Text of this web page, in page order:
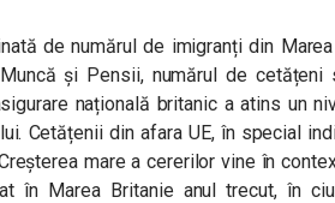
de numărul de imigranți din
și Pensii, numărul de cetățeni
națională britanic a atins un
Cetățenii din afara UE, în special
mare a cererilor vine în
în Marea Britanie anul trecut, în